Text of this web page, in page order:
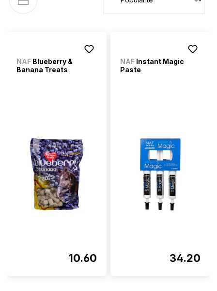
NAF Blueberry &
Banana Treats
10.60
NAF Instant Magic
Paste
34.20